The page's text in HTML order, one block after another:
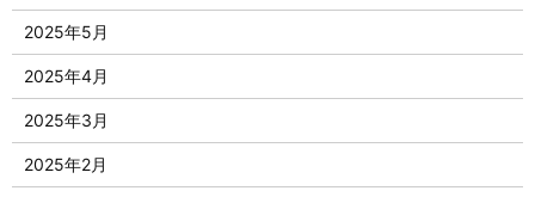
2025年5月
2025年4月
2025年3月
2025年2月